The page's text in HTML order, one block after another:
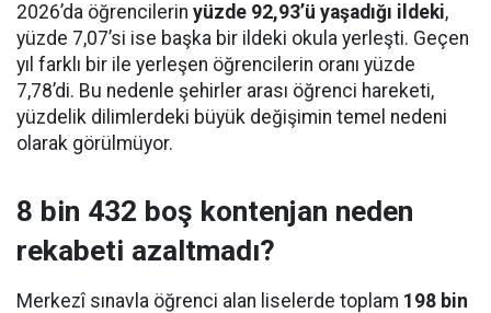
2026’da öğrencilerin yüzde 92,93’ü yaşadığı ildeki,
yüzde 7,07’si ise başka bir ildeki okula yerleşti. Geçen
yıl farklı bir ile yerleşen öğrencilerin oranı yüzde
7,78’di. Bu nedenle şehirler arası öğrenci hareketi,
yüzdelik dilimlerdeki büyük değişimin temel nedeni
olarak görülmüyor.
8 bin 432 boş kontenjan neden
rekabeti azaltmadı?
Merkezî sınavla öğrenci alan liselerde toplam 198 bin